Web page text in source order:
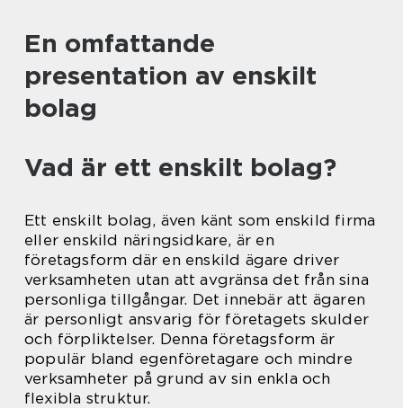
En omfattande
presentation av enskilt
bolag
Vad är ett enskilt bolag?
Ett enskilt bolag, även känt som enskild firma
eller enskild näringsidkare, är en
företagsform där en enskild ägare driver
verksamheten utan att avgränsa det från sina
personliga tillgångar. Det innebär att ägaren
är personligt ansvarig för företagets skulder
och förpliktelser. Denna företagsform är
populär bland egenföretagare och mindre
verksamheter på grund av sin enkla och
flexibla struktur.